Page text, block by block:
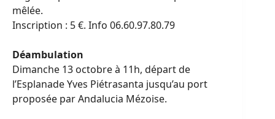
mêlée.
Inscription : 5 €. Info 06.60.97.80.79
Déambulation
Dimanche 13 octobre à 11h, départ de
l’Esplanade Yves Piétrasanta jusqu’au port
proposée par Andalucia Mézoise.